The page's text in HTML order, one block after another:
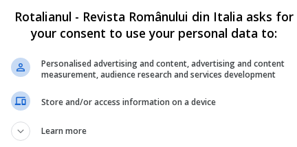
intervenit și consumul de alcool, pe care l-a indicat
în relații bune, iar fiul cel mare al femeii locuiește și
Rotalianul - Revista Românului din Italia asks for
your consent to use your personal data to:
Personalised advertising and content, advertising and content
measurement, audience research and services development
Store and/or access information on a device
Learn more